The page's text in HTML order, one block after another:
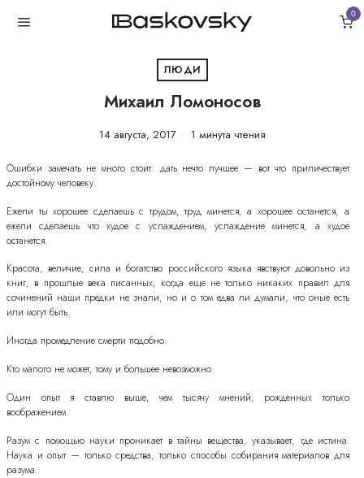
0
ЛЮДИ
Михаил Ломоносов
14 августа, 2017 1 минута чтения
Ошибки замечать не много стоит: дать нечто лучшее — вот что приличествует
достойному человеку.
Ежели ты хорошее сделаешь с трудом, труд минется, а хорошее останется, а
ежели сделаешь что худое с услаждением, услаждение минется, а худое
останется.
Красота, величие, сила и богатство российского языка явствуют довольно из
книг, в прошлые века писанных, когда еще не только никаких правил для
сочинений наши предки не знали, но и о том едва ли думали, что оные есть
или могут быть.
Иногда промедление смерти подобно.
Кто малого не может, тому и большее невозможно.
Один опыт я ставлю выше, чем тысячу мнений, рожденных только
воображением.
Разум с помощью науки проникает в тайны вещества, указывает, где истина.
Наука и опыт — только средства, только способы собирания материалов для
разума.